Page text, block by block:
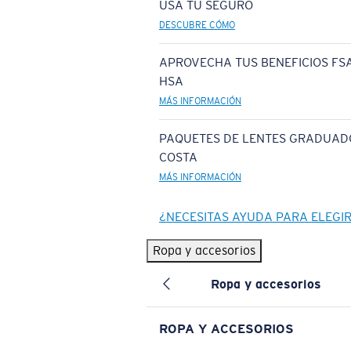
USA TU SEGURO
DESCUBRE CÓMO
APROVECHA TUS BENEFICIOS
HSA
MÁS INFORMACIÓN
PAQUETES DE LENTES
COSTA
MÁS INFORMACIÓN
¿NECESITAS AYUDA PARA
Ropa y accesorios
Ropa y accesorios
ROPA Y ACCESORIOS